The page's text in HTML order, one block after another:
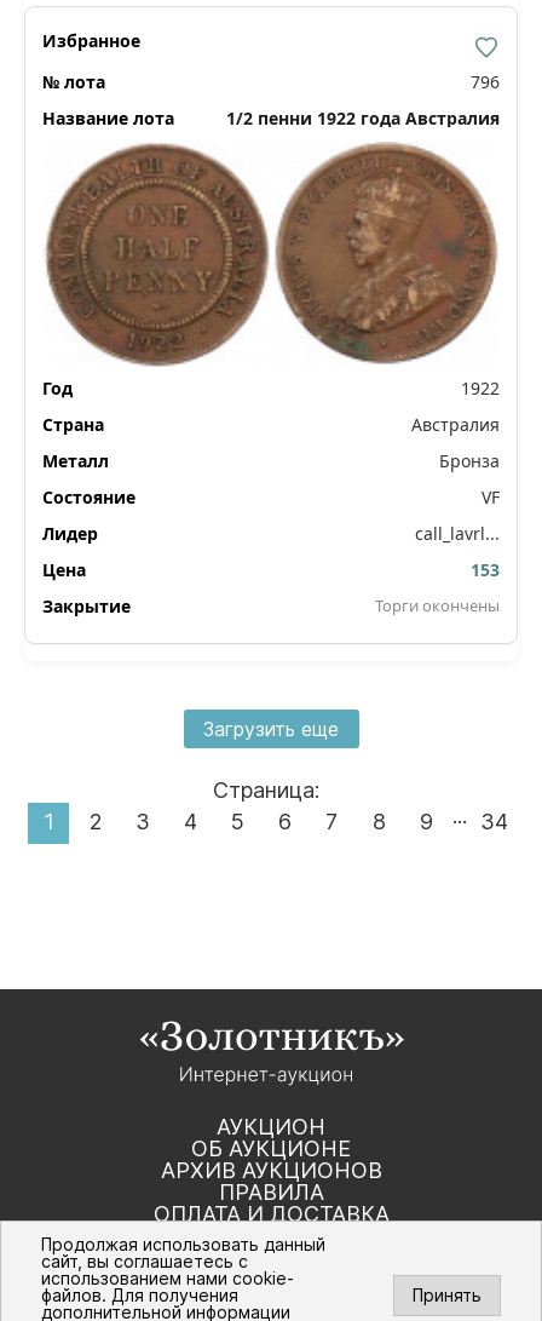
796
1/2 пенни 1922 года Австралия
1922
Австралия
Бронза
VF
call_lavrl...
153
Торги окончены
Загрузить еще
Страница:
1
2 3 4 5 6 7 8 9 ... 34
АУКЦИОН
ОБ АУКЦИОНЕ
АРХИВ АУКЦИОНОВ
ПРАВИЛА
ОПЛАТА И ДОСТАВКА
КОНТАКТЫ
Политика компании в отношении обработки
персональных данных
Продолжая использовать данный
сайт, вы соглашаетесь с
использованием нами cookie-
файлов. Для получения
дополнительной информации
Принять